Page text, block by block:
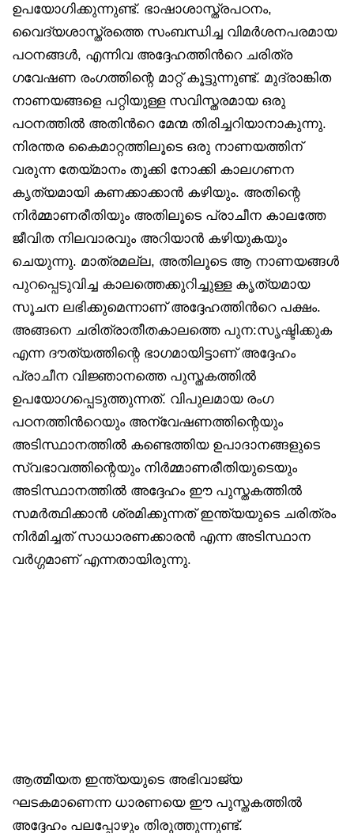
ഉപയോഗിക്കുന്നുണ്ട്. ഭാഷാശാസ്ത്രപഠനം,
വൈദ്യശാസ്ത്രത്തെ സംബന്ധിച്ച വിമർശനപരമായ
പഠനങ്ങൾ, എന്നിവ അദ്ദേഹത്തിൻറെ ചരിത്ര
ഗവേഷണ രംഗത്തിന്റെ മാറ്റ് കൂട്ടുന്നുണ്ട്. മുദ്രാങ്കിത
നാണയങ്ങളെ പറ്റിയുള്ള സവിസ്തരമായ ഒരു
പഠനത്തിൽ അതിൻറെ മേന്മ തിരിച്ചറിയാനാകുന്നു.
നിരന്തര കൈമാറ്റത്തിലൂടെ ഒരു നാണയത്തിന്
വരുന്ന തേയ്മാനം തൂക്കി നോക്കി കാലഗണന
കൃത്യമായി കണക്കാക്കാൻ കഴിയും. അതിന്റെ
നിർമ്മാണരീതിയും അതിലൂടെ പ്രാചീന കാലത്തേ
ജീവിത നിലവാരവും അറിയാൻ കഴിയുകയും
ചെയുന്നു. മാത്രമല്ല, അതിലൂടെ ആ നാണയങ്ങൾ
പുറപ്പെടുവിച്ച കാലത്തെക്കുറിച്ചുള്ള കൃത്യമായ
സൂചന ലഭിക്കുമെന്നാണ് അദ്ദേഹത്തിൻറെ പക്ഷം.
അങ്ങനെ ചരിത്രാതീതകാലത്തെ പുന:സൃഷ്ടിക്കുക
എന്ന ദൗത്യത്തിന്റെ ഭാഗമായിട്ടാണ് അദ്ദേഹം
പ്രാചീന വിജ്ഞാനത്തെ പുസ്തകത്തിൽ
ഉപയോഗപ്പെടുത്തുന്നത്. വിപുലമായ രംഗ
പഠനത്തിൻറെയും അന്വേഷണത്തിന്റെയും
അടിസ്ഥാനത്തിൽ കണ്ടെത്തിയ ഉപാദാനങ്ങളുടെ
സ്വഭാവത്തിന്റെയും നിർമ്മാണരീതിയുടെയും
അടിസ്ഥാനത്തിൽ അദ്ദേഹം ഈ പുസ്തകത്തിൽ
സമർത്ഥിക്കാൻ ശ്രമിക്കുന്നത് ഇന്ത്യയുടെ ചരിത്രം
നിർമിച്ചത് സാധാരണക്കാരൻ എന്ന അടിസ്ഥാന
വർഗ്ഗമാണ് എന്നതായിരുന്നു.
ആത്മീയത ഇന്ത്യയുടെ അഭിവാജ്യ
ഘടകമാണെന്ന ധാരണയെ ഈ പുസ്തകത്തിൽ
അദ്ദേഹം പലപ്പോഴും തിരുത്തുന്നുണ്ട്.